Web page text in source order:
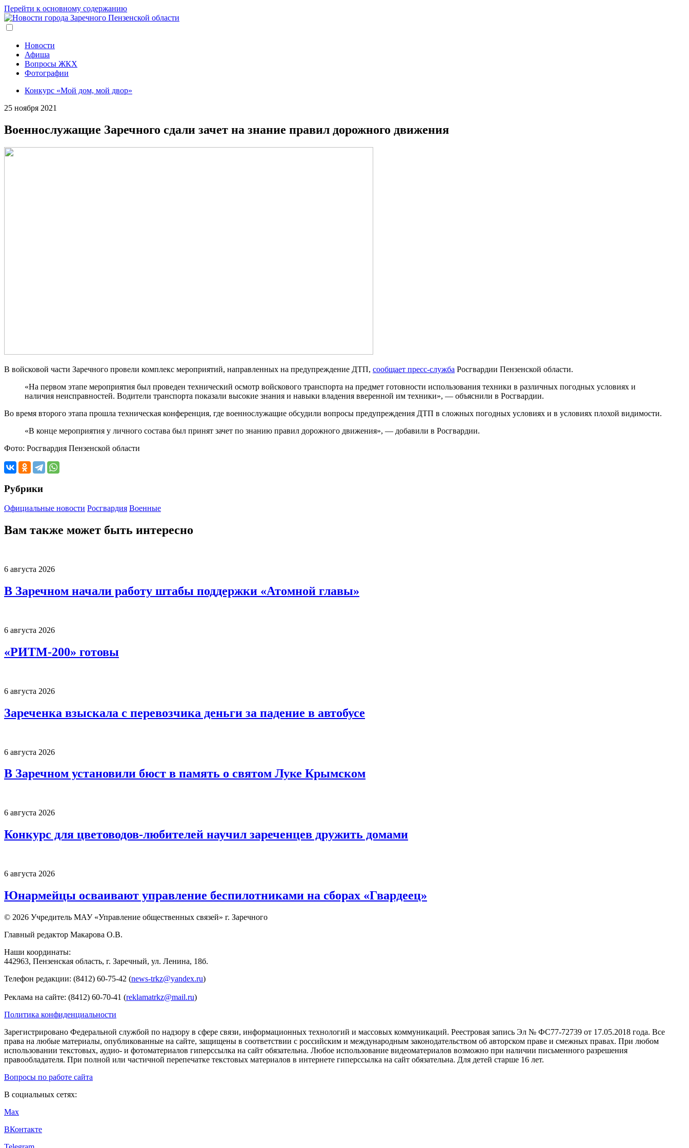
Перейти к основному содержанию
Новости
Афиша
Вопросы ЖКХ
Фотографии
Конкурс «Мой дом, мой двор»
25 ноября 2021
Военнослужащие Заречного сдали зачет на знание правил дорожного движения
В войсковой части Заречного провели комплекс мероприятий, направленных на предупреждение ДТП, сообщает пресс-служба Росгвардии Пензенской области.
«На первом этапе мероприятия был проведен технический осмотр войскового транспорта на предмет готовности использования техники в различных погодных условиях и
наличия неисправностей. Водители транспорта показали высокие знания и навыки владения вверенной им техники», — объяснили в Росгвардии.
Во время второго этапа прошла техническая конференция, где военнослужащие обсудили вопросы предупреждения ДТП в сложных погодных условиях и в условиях плохой видимости.
«В конце мероприятия у личного состава был принят зачет по знанию правил дорожного движения», — добавили в Росгвардии.
Фото: Росгвардия Пензенской области
Рубрики
Официальные новости Росгвардия Военные
Вам также может быть интересно
6 августа 2026
В Заречном начали работу штабы поддержки «Атомной главы»
6 августа 2026
«РИТМ-200» готовы
6 августа 2026
Зареченка взыскала с перевозчика деньги за падение в автобусе
6 августа 2026
В Заречном установили бюст в память о святом Луке Крымском
6 августа 2026
Конкурс для цветоводов-любителей научил зареченцев дружить домами
6 августа 2026
Юнармейцы осваивают управление беспилотниками на сборах «Гвардеец»
© 2026 Учредитель МАУ «Управление общественных связей» г. Заречного
Главный редактор Макарова О.В.
Наши координаты:
442963, Пензенская область, г. Заречный, ул. Ленина, 18б.
Телефон редакции: (8412) 60-75-42 (news-trkz@yandex.ru)
Реклама на сайте: (8412) 60-70-41 (reklamatrkz@mail.ru)
Политика конфиденциальности
Зарегистрировано Федеральной службой по надзору в сфере связи, информационных технологий и массовых коммуникаций. Реестровая запись Эл № ФС77-72739 от 17.05.2018 года. Все
права на любые материалы, опубликованные на сайте, защищены в соответствии с российским и международным законодательством об авторском праве и смежных правах. При любом
использовании текстовых, аудио- и фотоматериалов гиперссылка на сайт обязательна. Любое использование видеоматериалов возможно при наличии письменного разрешения
правообладателя. При полной или частичной перепечатке текстовых материалов в интернете гиперссылка на сайт обязательна. Для детей старше 16 лет.
Вопросы по работе сайта
В социальных сетях:
Max
ВКонтакте